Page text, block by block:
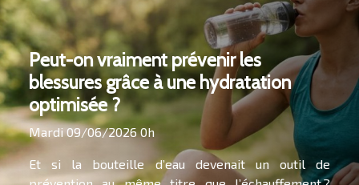
Peut-on vraiment prévenir les
blessures grâce à une hydratation
optimisée ?
Mardi 09/06/2026 0h
Et si la bouteille d’eau devenait un outil de